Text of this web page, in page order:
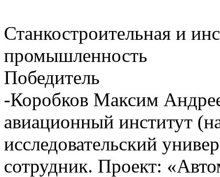
Станкостроительная и
промышленность
Победитель
-Коробков Максим
авиационный институт
исследовательский
сотрудник. Проект: